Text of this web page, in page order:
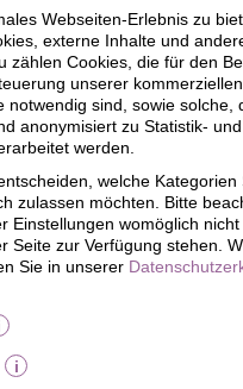
Zum
Der kostengünstige
Auswahl an
und Handys auch
individuell passende,
monatlich kündbare
Smartphone-Tarife.
Webseiten-Erlebnis zu
externe Inhalte und
zählen Cookies, die für den
unserer kommerziellen
notwendig sind, sowie solche,
anonymisiert zu Statistik- und
werden.
welche Kategorien
zulassen möchten. Bitte
Einstellungen womöglich
Seite zur Verfügung stehen.
Sie in unserer